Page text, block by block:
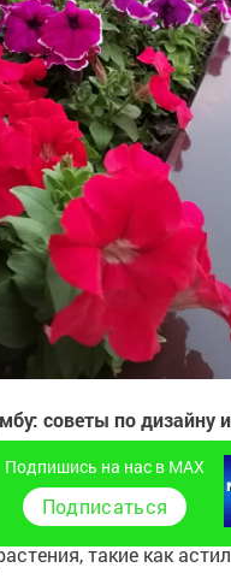
советы по дизайну
клумбы начинается
Большинство
участки, но
такие как
Подпишись на нас в MAX
Подписаться